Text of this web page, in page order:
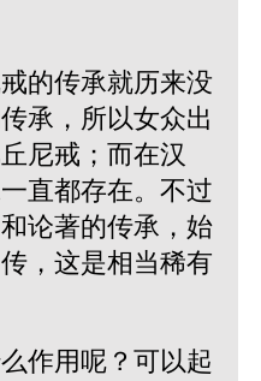
的传承就历来没
承，所以女众出
尼戒；而在汉
直都存在。不过
论著的传承，始
，这是相当稀有
作用呢？可以起